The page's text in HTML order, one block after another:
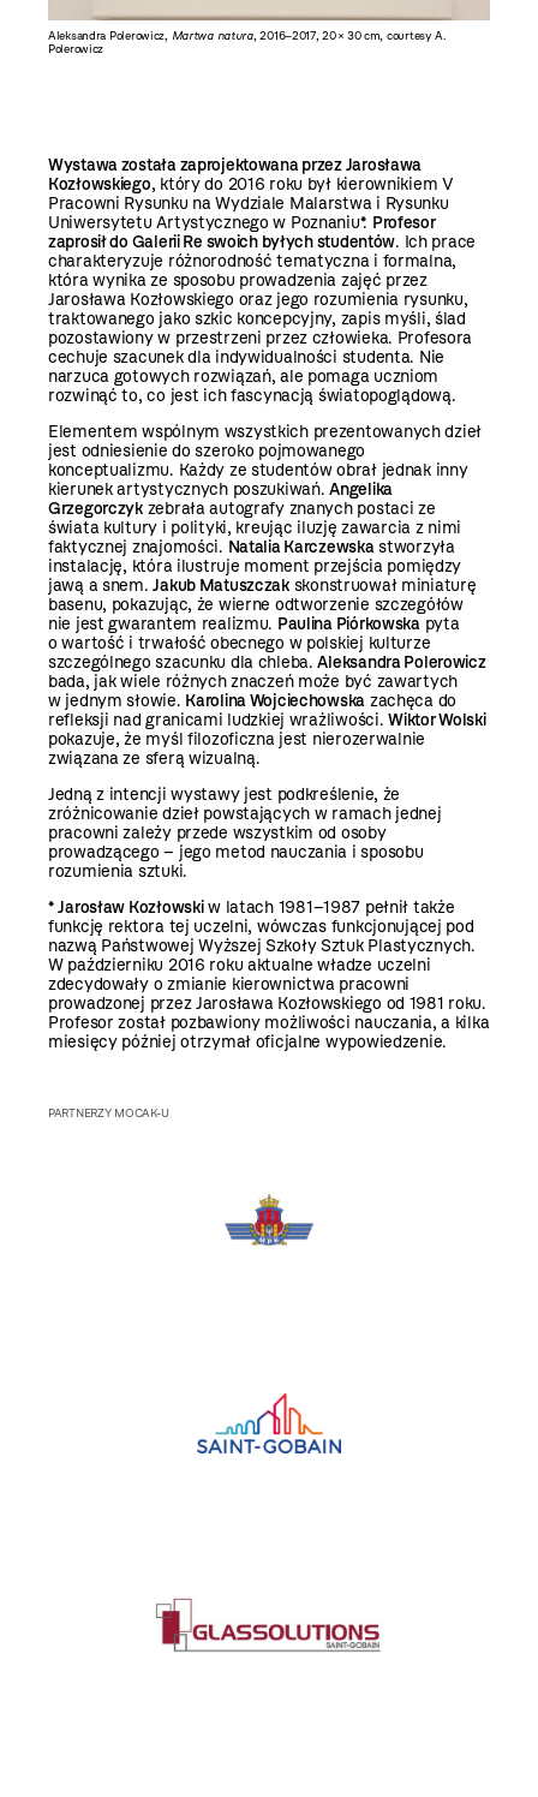
Aleksandra Polerowicz, Martwa natura, 2016–2017, 20 × 30 cm, courtesy A.
Polerowicz
Wystawa została zaprojektowana przez Jarosława
Kozłowskiego, który do 2016 roku był kierownikiem V
Pracowni Rysunku na Wydziale Malarstwa i Rysunku
Uniwersytetu Artystycznego w Poznaniu*. Profesor
zaprosił do Galerii Re swoich byłych studentów. Ich prace
charakteryzuje różnorodność tematyczna i formalna,
która wynika ze sposobu prowadzenia zajęć przez
Jarosława Kozłowskiego oraz jego rozumienia rysunku,
traktowanego jako szkic koncepcyjny, zapis myśli, ślad
pozostawiony w przestrzeni przez człowieka. Profesora
cechuje szacunek dla indywidualności studenta. Nie
narzuca gotowych rozwiązań, ale pomaga uczniom
rozwinąć to, co jest ich fascynacją światopoglądową.
Elementem wspólnym wszystkich prezentowanych dzieł
jest odniesienie do szeroko pojmowanego
konceptualizmu. Każdy ze studentów obrał jednak inny
kierunek artystycznych poszukiwań.Angelika
Grzegorczykzebrała autografy znanych postaci ze
świata kultury i polityki, kreując iluzję zawarcia z nimi
faktycznej znajomości. Natalia Karczewskastworzyła
instalację, która ilustruje moment przejścia pomiędzy
jawą a snem.Jakub Matuszczakskonstruował miniaturę
basenu, pokazując, że wierne odtworzenie szczegółów
nie jest gwarantem realizmu. Paulina Piórkowskapyta
o wartość i trwałość obecnego w polskiej kulturze
szczególnego szacunku dla chleba.Aleksandra Polerowicz
bada, jak wiele różnych znaczeń może być zawartych
w jednym słowie. Karolina Wojciechowska zachęca do
refleksji nad granicami ludzkiej wrażliwości.Wiktor Wolski
pokazuje, że myśl filozoficzna jest nierozerwalnie
związana ze sferą wizualną.
Jedną z intencji wystawy jest podkreślenie, że
zróżnicowanie dzieł powstających w ramach jednej
pracowni zależy przede wszystkim od osoby
prowadzącego – jego metod nauczania i sposobu
rozumienia sztuki.
*Jarosław Kozłowskiw latach 1981–1987 pełnił także
funkcję rektora tej uczelni, wówczas funkcjonującej pod
nazwą Państwowej Wyższej Szkoły Sztuk Plastycznych.
W październiku 2016 roku aktualne władze uczelni
zdecydowały o zmianie kierownictwa pracowni
prowadzonej przez Jarosława Kozłowskiego od 1981 roku.
Profesor został pozbawiony możliwości nauczania, a kilka
miesięcy później otrzymał oficjalne wypowiedzenie.
PARTNERZY MOCAK-U